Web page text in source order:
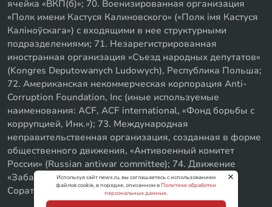
ячейка «ВКП(б)»; 70. Военизированная организация
«Полк имени Кастуся Калиновского» («Полк iмя Кастуся
Калiноўскага») с входящими в нее структурными
подразделениями; 71. Незарегистрированная
иностранная организация «Съезд народных депутатов»
(Kongres Deputowanych Ludowych), Республика Польша;
72. Американская некоммерческая корпорация Anti-
Corruption Foundation, Inc (иные используемые
наименования: ACF, ACF international, «Фонд борьбы с
коррупцией, Инк.»); 73. Международная
неправительственная организация, созданная в форме
общественного движения, «Антивоенный комитет
России» (Russian antiwar committee); 74. Движение
«Забайкальское левое объединение»; 75. «SxE
Соратники с Уфы»
Используя сайт news.ru, вы соглашаетесь с использованием
файлов cookie, в порядке, описанном вПолитике обработки
персональных данных.